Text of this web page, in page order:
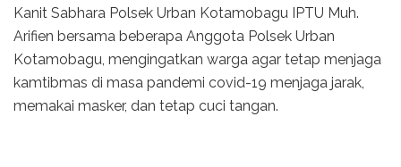
Kanit Sabhara Polsek Urban Kotamobagu IPTU Muh.
Arifien bersama beberapa Anggota Polsek Urban
Kotamobagu, mengingatkan warga agar tetap menjaga
kamtibmas di masa pandemi covid-19 menjaga jarak,
memakai masker, dan tetap cuci tangan.